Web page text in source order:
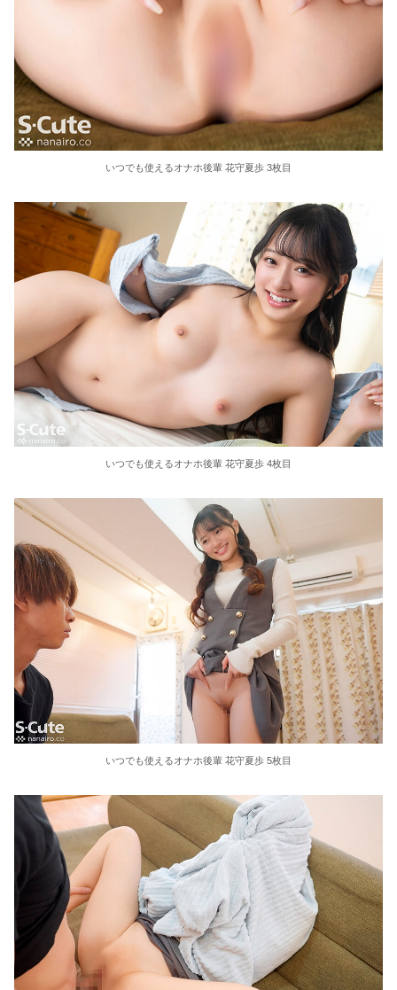
いつでも使えるオナホ後輩 花守夏歩 3枚目
いつでも使えるオナホ後輩 花守夏歩 4枚目
いつでも使えるオナホ後輩 花守夏歩 5枚目